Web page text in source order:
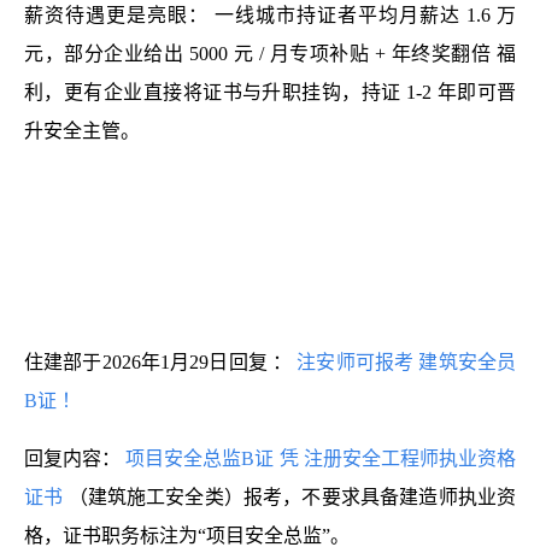
薪资待遇更是亮眼：
一线城市持证者平均月薪达 1.6 万
元，部分企业给出 5000 元 / 月专项补贴 + 年终奖翻倍 福
利，更有企业直接将证书与升职挂钩，持证 1-2 年即可晋
升安全主管。
住建部于2026年1月29日回复 ： 注安师可报考 建筑安全员
B证 ！
回复内容： 项目安全总监B证 凭 注册安全工程师执业资格
证书
（建筑施工安全类）报考，不要求具备建造师执业资
格，证书职务标注为“项目安全总监”。